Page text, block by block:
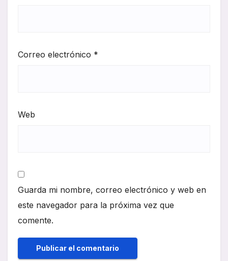
Correo electrónico *
Web
Guarda mi nombre, correo electrónico y web en
este navegador para la próxima vez que
comente.